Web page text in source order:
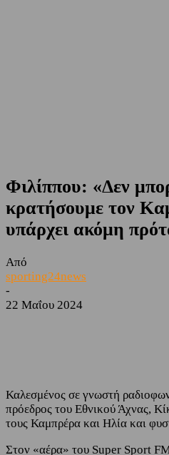
Φιλίππου: «Δεν
κρατήσουμε τον
υπάρχει ακόμη
Από
sporting24news
-
22 Μαΐου 2024
Καλεσμένος σε γνωστή
πρόεδρος του Εθνικού Άχνας,
τους Καμπρέρα και Ηλία και
Στον «αέρα» του Super Sport